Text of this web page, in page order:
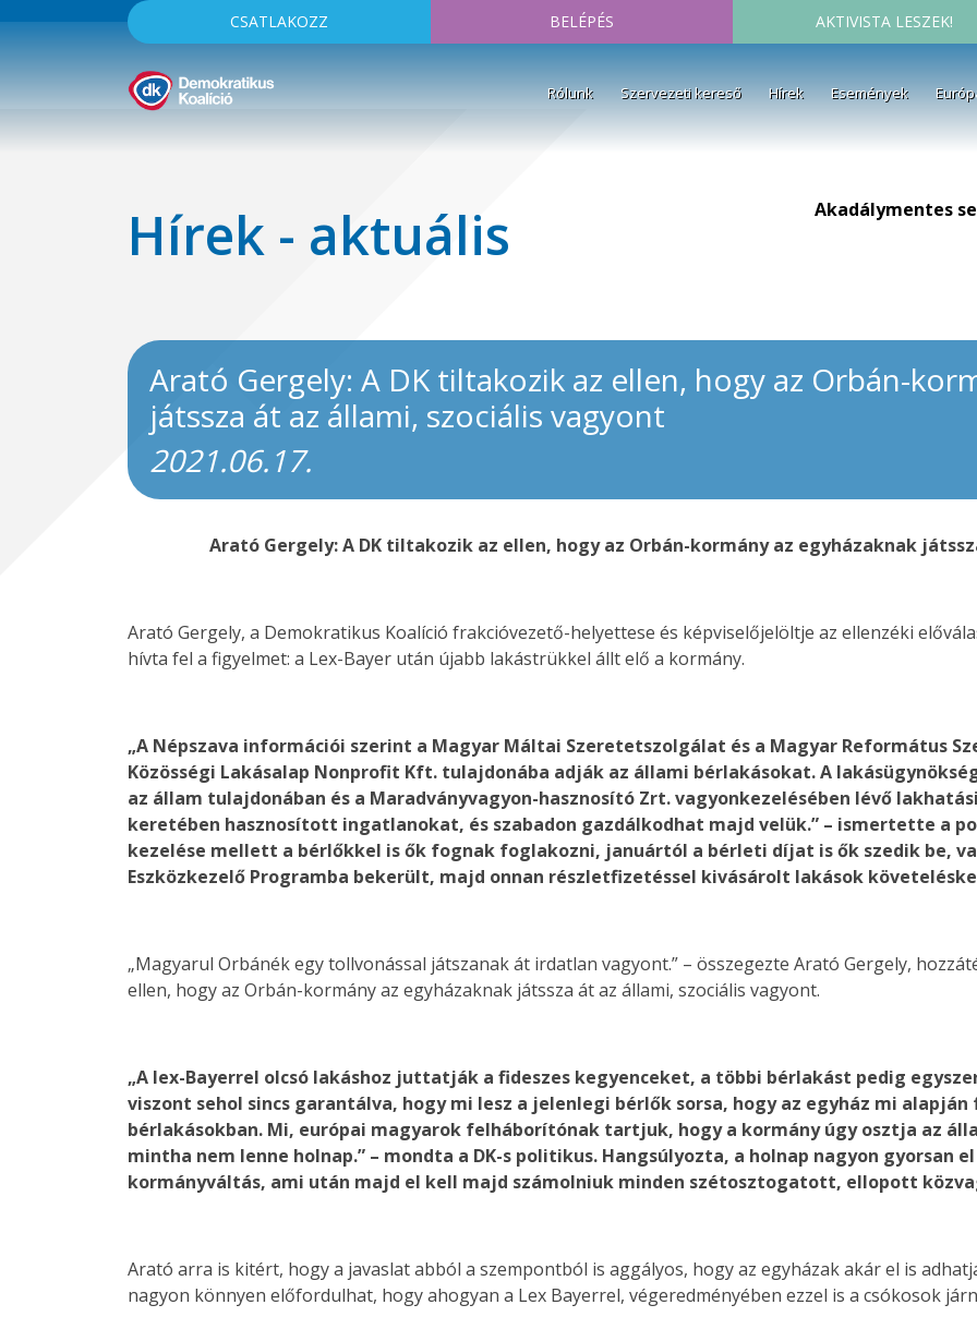
CSATLAKOZZ BELÉPÉS AKTIVISTA LESZEK!
Rólunk Szervezeti kereső Hírek Események
Hírek - aktuális Akadálymentes
Arató Gergely: A DK tiltakozik az ellen, hogy az Orbán-
játssza át az állami, szociális vagyont
2021.06.17.
Arató Gergely: A DK tiltakozik az ellen, hogy az Orbán-kormány az egyházaknak
Arató Gergely, a Demokratikus Koalíció frakcióvezető-helyettese és képviselőjelöltje az ellenzéki
hívta fel a figyelmet: a Lex-Bayer után újabb lakástrükkel állt elő a kormány.
„A Népszava információi szerint a Magyar Máltai Szeretetszolgálat és a Magyar Református
Közösségi Lakásalap Nonprofit Kft. tulajdonába adják az állami bérlakásokat. A
az állam tulajdonában és a Maradványvagyon-hasznosító Zrt. vagyonkezelésében lévő
keretében hasznosított ingatlanokat, és szabadon gazdálkodhat majd velük.” – ismertette a
kezelése mellett a bérlőkkel is ők fognak foglakozni, januártól a bérleti díjat is ők szedik be,
Eszközkezelő Programba bekerült, majd onnan részletfizetéssel kivásárolt lakások
„Magyarul Orbánék egy tollvonással játszanak át irdatlan vagyont.” – összegezte Arató Gergely,
ellen, hogy az Orbán-kormány az egyházaknak játssza át az állami, szociális vagyont.
„A lex-Bayerrel olcsó lakáshoz juttatják a fideszes kegyenceket, a többi bérlakást pedig
viszont sehol sincs garantálva, hogy mi lesz a jelenlegi bérlők sorsa, hogy az egyház mi
bérlakásokban. Mi, európai magyarok felháborítónak tartjuk, hogy a kormány úgy osztja az
mintha nem lenne holnap.” – mondta a DK-s politikus. Hangsúlyozta, a holnap nagyon gyorsan
kormányváltás, ami után majd el kell majd számolniuk minden szétosztogatott, ellopott
Arató arra is kitért, hogy a javaslat abból a szempontból is aggályos, hogy az egyházak akár el is
nagyon könnyen előfordulhat, hogy ahogyan a Lex Bayerrel, végeredményében ezzel is a csókosok